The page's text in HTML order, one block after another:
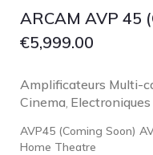
ARCAM AVP 45
€5,999.00
Amplificateurs Multi-
Cinema
AVP45 (Coming Soon)
Home Theatre